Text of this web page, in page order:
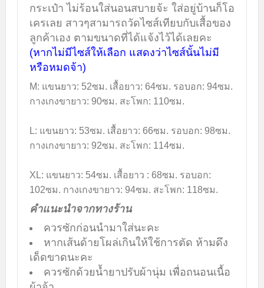
กระเป๋า ไม่ร้อนใส่นอนสบายจ้ะ ใส่อยู่บ้านก็โอ
เครเลย สาวๆสามารถวัดไซส์เทียบกับเสื้อของ
ลูกค้าเอง ตามขนาดที่ได้แจ้งไว้ได้เลยคะ
(หากไม่มีไซส์ให้เลือก แสดงว่าไซส์นั้นไม่มี
หรือหมดจ้า)
M: แขนยาว: 52ซม. เสื้อยาว: 64ซม. รอบอก: 94ซม.
กางเกงขายาว: 90ซม. สะโพก: 110ซม.
L: แขนยาว: 53ซม. เสื้อยาว: 66ซม. รอบอก: 98ซม.
กางเกงขายาว: 92ซม. สะโพก: 114ซม.
XL: แขนยาว: 54ซม. เสื้อยาว : 68ซม. รอบอก:
102ซม. กางเกงขายาว: 94ซม. สะโพก: 118ซม.
คำแนะนำจากทางร้าน
ควรซักก่อนนำมาใส่นะคะ
หากเส้นด้ายโผล่เกินให้ใช้การตัด ห้ามดึง
เด็ดขาดนะคะ
ควรซักด้วยน้ำยาปรับผ้านุ่ม เพื่อถนอนเนื้อ